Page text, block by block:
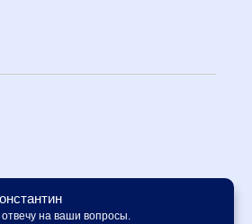
на ваши вопросы.